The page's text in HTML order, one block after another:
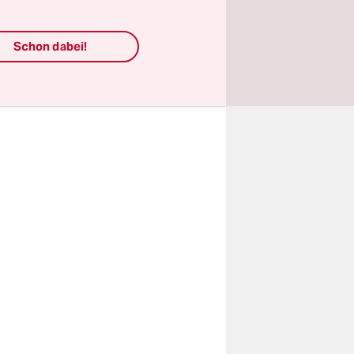
linken
Schon dabei!